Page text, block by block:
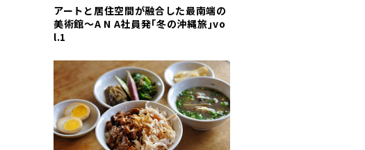
アートと居住空間が融合した最南端の
美術館～A N A社員発｢冬の沖縄旅｣vo
l.1